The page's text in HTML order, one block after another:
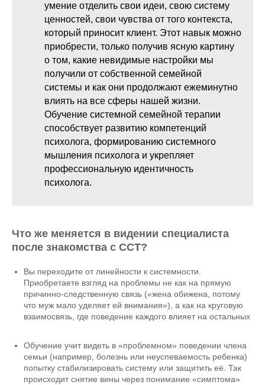
умение отделить свои идеи, свою систему
ценностей, свои чувства от того контекста,
который приносит клиент. Этот навык можно
приобрести, только получив ясную картину
о том, какие невидимые настройки мы
получили от собственной семейной
системы и как они продолжают ежеминутно
влиять на все сферы нашей жизни.
Обучение системной семейной терапии
способствует развитию компетенций
психолога, формированию системного
мышления психолога и укрепляет
профессиональную идентичность
психолога.
Что же меняется в видении специалиста
после знакомства с ССТ?
Вы переходите от линейности к системности.
Приобретаете взгляд на проблемы не как на прямую
причинно-следственную связь («жена обижена, потому
что муж мало уделяет ей внимания»), а как на круговую
взаимосвязь, где поведение каждого влияет на остальных
Обучение учит видеть в «проблемном» поведении члена
семьи (например, болезнь или неуспеваемость ребенка)
попытку стабилизировать систему или защитить её. Так
происходит снятие вины через понимание «симптома»